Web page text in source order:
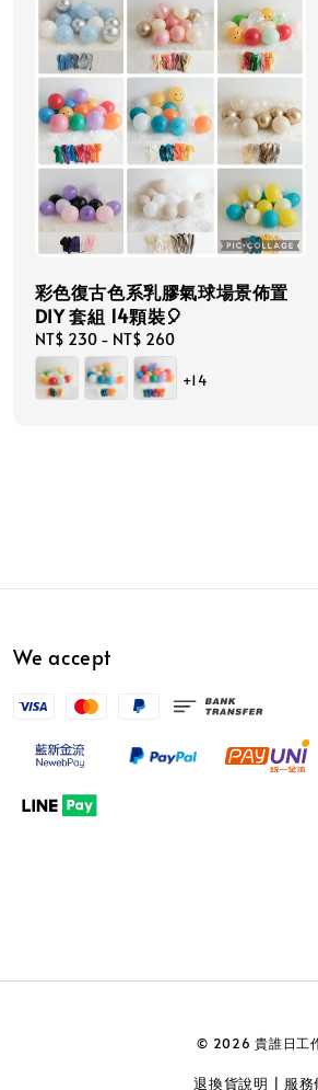
彩色復古色系乳膠氣球場景佈置
DIY 套組 14顆裝🎈
Regular
price
NT$ 230- NT$ 260
+14
We accept
© 2026 貴誰日工
退換貨說明 服務